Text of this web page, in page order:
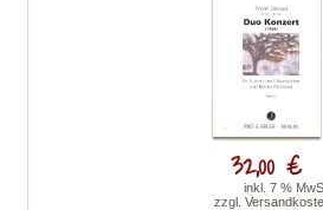
32,00 €
inkl. 7 %
zzgl.